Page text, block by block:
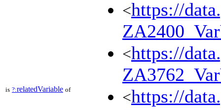
is ?:relatedVariable of
<https://
<https://
<https://